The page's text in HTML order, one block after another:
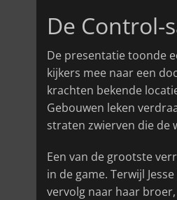
De Control-
De presentatie toonde
kijkers mee naar een
krachten bekende
Gebouwen leken
straten zwierven die de
Een van de grootste
in de game. Terwijl
vervolg naar haar